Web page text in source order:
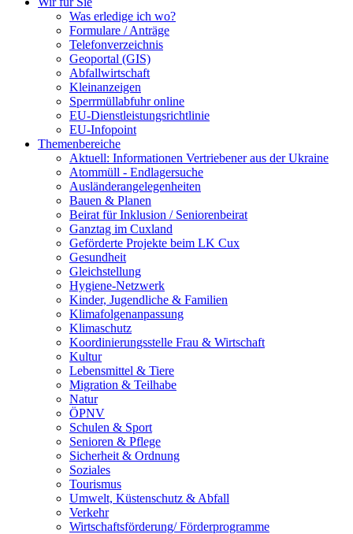
Was erledige ich wo?
Formulare / Anträge
Telefonverzeichnis
Geoportal (GIS)
Abfallwirtschaft
Kleinanzeigen
Sperrmüllabfuhr online
EU-Dienstleistungsrichtlinie
EU-Infopoint
Themenbereiche
Aktuell: Informationen Vertriebener aus der Ukraine
Atommüll - Endlagersuche
Ausländerangelegenheiten
Bauen & Planen
Beirat für Inklusion / Seniorenbeirat
Ganztag im Cuxland
Geförderte Projekte beim LK Cux
Gesundheit
Gleichstellung
Hygiene-Netzwerk
Kinder, Jugendliche & Familien
Klimafolgenanpassung
Klimaschutz
Koordinierungsstelle Frau & Wirtschaft
Kultur
Lebensmittel & Tiere
Migration & Teilhabe
Natur
ÖPNV
Schulen & Sport
Senioren & Pflege
Sicherheit & Ordnung
Soziales
Tourismus
Umwelt, Küstenschutz & Abfall
Verkehr
Wirtschaftsförderung/ Förderprogramme